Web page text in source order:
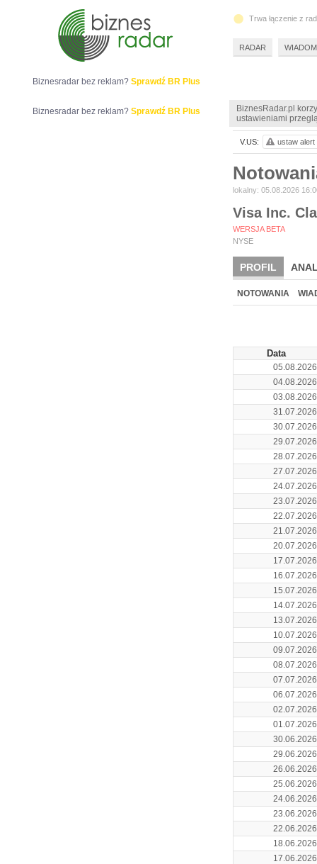
BiznesRadar.pl
ustawieniami
lokalny: 05.08.2026
Visa Inc.
WERSJA BETA
NYSE
PROFIL
NOTOWANIA
Data
05.08.2026
04.08.2026
03.08.2026
31.07.2026
30.07.2026
29.07.2026
28.07.2026
27.07.2026
24.07.2026
23.07.2026
22.07.2026
21.07.2026
20.07.2026
17.07.2026
16.07.2026
15.07.2026
14.07.2026
13.07.2026
10.07.2026
09.07.2026
08.07.2026
07.07.2026
06.07.2026
02.07.2026
01.07.2026
30.06.2026
29.06.2026
26.06.2026
25.06.2026
24.06.2026
23.06.2026
22.06.2026
18.06.2026
17.06.2026
V.US: ustaw alert
Biznesradar bez reklam? Sprawdź BR Plus
Biznesradar bez reklam? Sprawdź BR Plus
Trwa łączenie z
RADAR